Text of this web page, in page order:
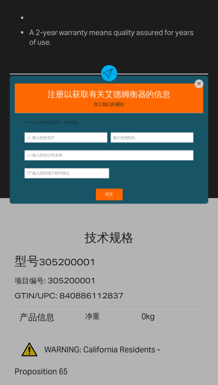
A 2-year warranty means quality assured for years
of use.
已经购买此产品？ 单击此处 获取支
持，包括配件和操作指南。
技术规格
型号305200001
项目编号: 305200001
GTIN/UPC: 840886112837
产品信息 净重 0kg
WARNING: California Residents -
Proposition 65